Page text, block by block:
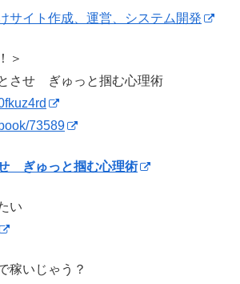
サイト作成、運営、システム開発
＞
させ ぎゅっと掴む心理術
73589
ぎゅっと掴む心理術
い
いじゃう？